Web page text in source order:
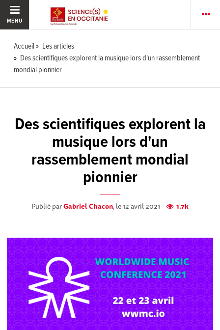
MENU
Accueil
Les articles
Des scientifiques explorent la musique lors d'un rassemblement
mondial pionnier
Des scientifiques explorent la
musique lors d'un
rassemblement mondial
pionnier
Publié parGabriel Chacon, le 12 avril 2021 1.7k